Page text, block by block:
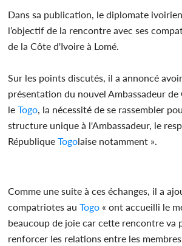
Dans sa publication, le diplomate
l’objectif de la rencontre avec ses
de la Côte d'Ivoire à Lomé.
Sur les points discutés, il a annoncé
présentation du nouvel Ambassadeur
leTogo , la nécessité de se rassembler
structure unique à l'Ambassadeur, le
RépubliqueTogolaise notamment ».
Comme une suite à ces échanges, il a
compatriotes auTogo « ont accueilli le
beaucoup de joie car cette rencontre va
renforcer les relations entre les